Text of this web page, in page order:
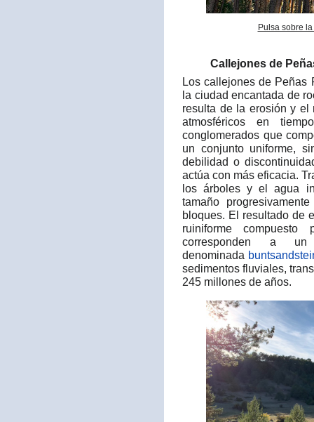
Pulsa sobre
Callejones de
Los callejones de Peñas
la ciudad encantada de
resulta de la erosión y
atmosféricos en
conglomerados que
un conjunto uniforme,
debilidad o
actúa con más eficacia.
los árboles y el agua
tamaño
bloques. El resultado de
ruiniforme
corresponden a
denominada
sedimentos fluviales,
245 millones de años.